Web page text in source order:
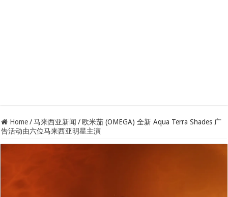
Home / 马来西亚新闻 / 欧米茄 (OMEGA) 全新 Aqua Terra Shades 广
告活动由六位马来西亚明星主演